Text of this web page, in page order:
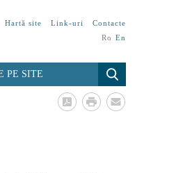
Hartă site Link-uri
Contacte
Ro En